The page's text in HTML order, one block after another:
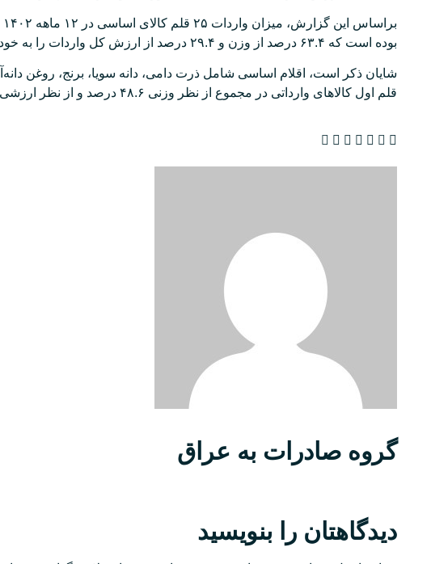
بوده است که ۶۳.۴ درصد از وزن و ۲۹.۴ درصد از ارزش کل واردات را به خود اختصاص داده‌اند.
قلم اول کالاهای وارداتی در مجموع از نظر وزنی ۴۸.۶ درصد و از نظر ارزشی ۱۵.۴ درصد از کل واردات کشور بوده است.
گروه صادرات به عراق
دیدگاهتان را بنویسید